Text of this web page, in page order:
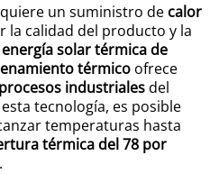
un suministro de calor
la calidad del producto y la
energía solar térmica de
térmico ofrece
industrialesdel
tecnología, es posible
temperaturas hasta
térmica del 78 por